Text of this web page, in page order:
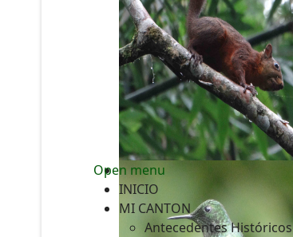
Open menu
INICIO
MI CANTON
Antecedentes Históricos